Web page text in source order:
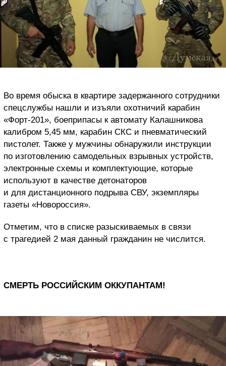
Во время обыска в квартире задержанного сотрудники
спецслужбы нашли и изъяли охотничий карабин
«Форт-201», боеприпасы к автомату Калашникова
калибром 5,45 мм, карабин СКС и пневматический
пистолет. Также у мужчины обнаружили инструкции
по изготовлению самодельных взрывных устройств,
электронные схемы и комплектующие, которые
используют в качестве детонаторов
и для дистанционного подрыва СВУ, экземпляры
газеты «Новороссия».
Отметим, что в списке разыскиваемых в связи
с трагедией 2 мая данный гражданин не числится.
СМЕРТЬ РОССИЙСКИМ ОККУПАНТАМ!